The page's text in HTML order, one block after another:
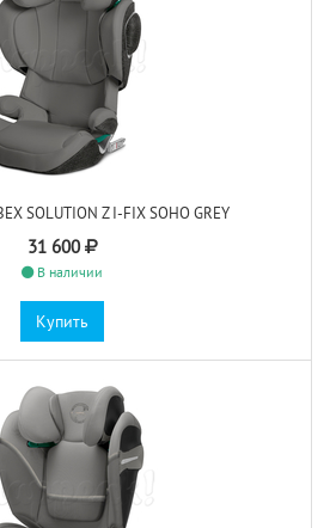
SOLUTION Z I-FIX SOHO GREY
31 600
В наличии
Купить